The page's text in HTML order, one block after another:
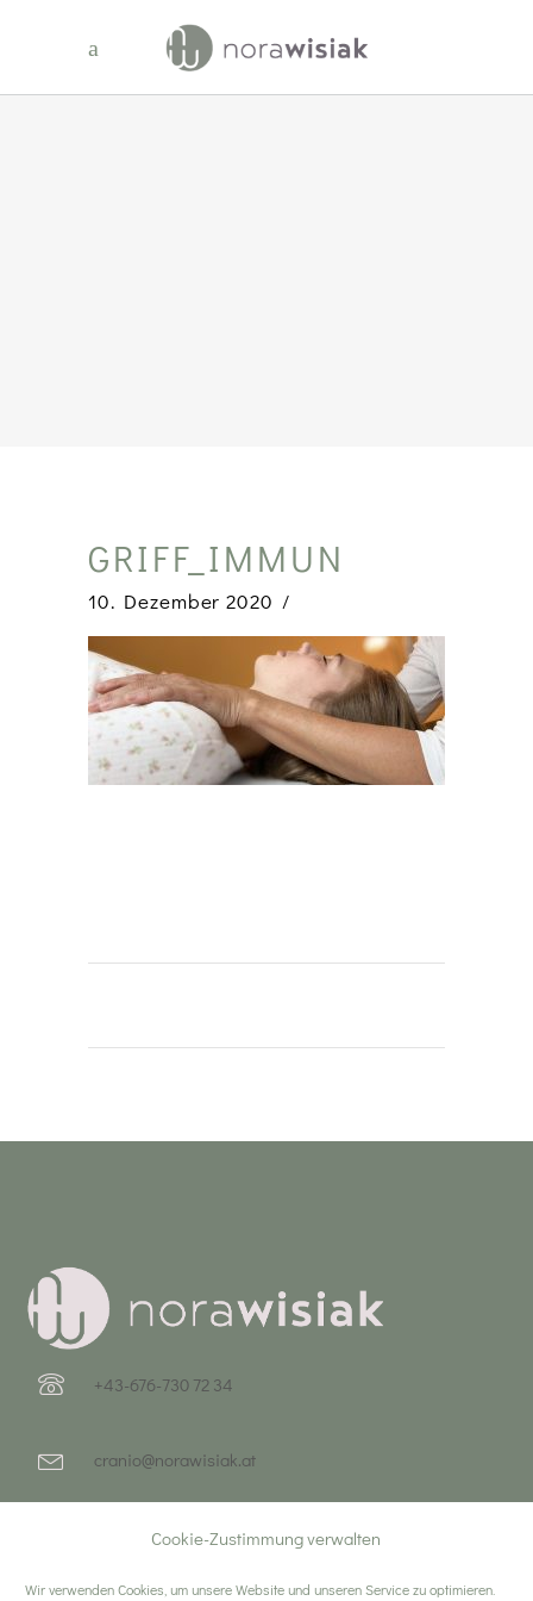
Cookie-Zustimmung verwalten
Wir verwenden Cookies, um unsere Website und unseren Service zu optimieren.
GRIFF_IMMUN
10. Dezember 2020
+43-676-730 72 34
cranio@norawisiak.at